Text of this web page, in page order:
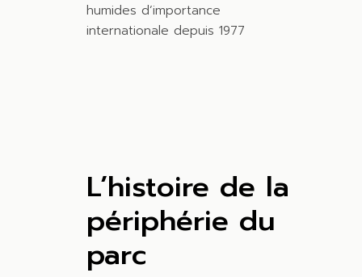
humides d’importance
internationale depuis 1977
L’histoire de la
périphérie du
parc